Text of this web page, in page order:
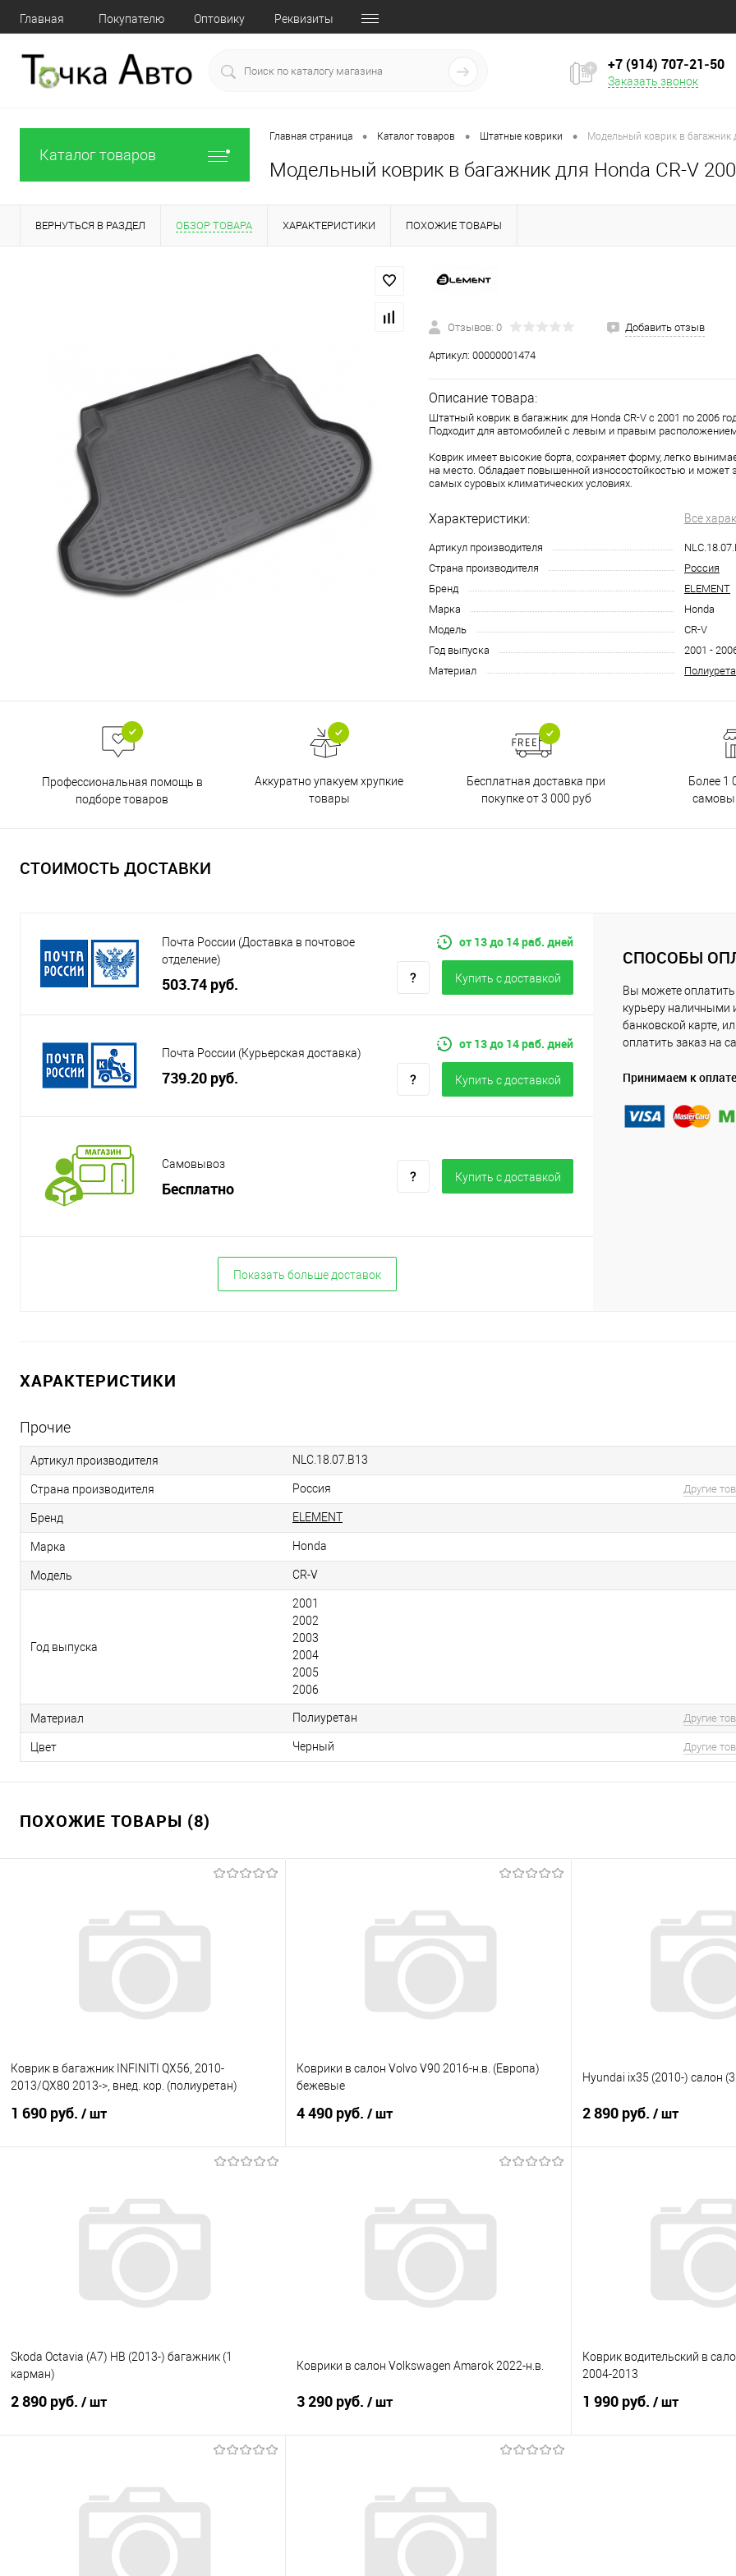
Главная Покупателю Оптовику Реквизиты
+7 (914) 707‒21‒50
Заказать звонок
Каталог товаров
Главная страница • Каталог товаров • Штатные коврики • Модельный коврик в багажник
Модельный коврик в багажник для Honda CR-V
ВЕРНУТЬСЯ В РАЗДЕЛ ОБЗОР ТОВАРА ХАРАКТЕРИСТИКИ ПОХОЖИЕ ТОВАРЫ
Отзывов: 0 Добавить отзыв
Артикул: 00000001474
Описание товара:
Штатный коврик в багажник для Honda CR-V с 2001 по 2006
Подходит для автомобилей с левым и правым
Коврик имеет высокие борта, сохраняет форму, легко
на место. Обладает повышенной износостойкостью и может
самых суровых климатических условиях.
Характеристики: Все
Артикул производителя
Страна производителя
Россия
Бренд
ELEMENT
Марка
Honda
Модель
CR-V
Год выпуска
2001 -
Материал
Профессиональная помощь в
подборе товаров
Аккуратно упакуем хрупкие
товары
Бесплатная доставка при
покупке от 3 000 руб
Более 1
СТОИМОСТЬ ДОСТАВКИ
Почта России (Доставка в почтовое
отделение)
503.74 руб.
от 13 до 14 раб. дней
Купить c доставкой
Почта России (Курьерская доставка)
739.20 руб.
от 13 до 14 раб. дней
Купить c доставкой
Самовывоз
Бесплатно
Купить c доставкой
Показать больше доставок
СПОСОБЫ
Вы можете оплатить
курьеру наличными
банковской карте,
оплатить заказ на
Принимаем к оплате
ХАРАКТЕРИСТИКИ
Прочие
Артикул производителя NLC.18.07.B13
Страна производителя Россия Другие
Бренд ELEMENT
Марка Honda
Модель CR-V
Год выпуска
2001
2002
2003
2004
2005
2006
Материал Полиуретан Другие
Цвет Черный Другие
ПОХОЖИЕ ТОВАРЫ (8)
Коврик в багажник INFINITI QX56, 2010-
2013/QX80 2013->, внед. кор. (полиуретан)
1 690 руб. / шт
Купить в 1 клик
Сравнение
Под заказ
Коврики в салон Volvo V90 2016-н.в. (Европа)
бежевые
4 490 руб. / шт
Купить в 1 клик
Сравнение
Под заказ
Hyundai ix35 (2010-) салон
2 890 руб. / шт
Купить в 1 клик
Skoda Octavia (A7) HB (2013-) багажник (1
карман)
2 890 руб. / шт
Купить в 1 клик
Сравнение
Под заказ
Коврики в салон Volkswagen Amarok 2022-н.в.
3 290 руб. / шт
Купить в 1 клик
Сравнение
Под заказ
Коврик водительский в
2004-2013
1 990 руб. / шт